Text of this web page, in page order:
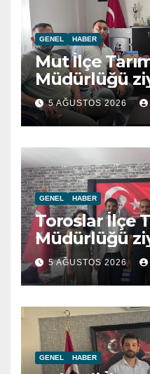
GENEL HABER
Mut İlçe
Müdürlüğü
5 AĞUSTOS 2026
GENEL HABER
Toroslar İlçe
Müdürlüğü
5 AĞUSTOS 2026
GENEL HABER